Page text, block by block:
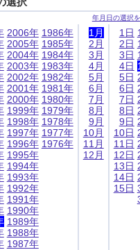
年月日の選択
2006年
2005年
2004年
2003年
2002年
2001年
2000年
1999年
1998年
1997年
1996年
1995年
1994年
1993年
1992年
1991年
1990年
1989年
1988年
1987年
1986年
1985年
1984年
1983年
1982年
1981年
1980年
1979年
1978年
1977年
1976年
1月
2月
3月
4月
5月
6月
7月
8月
9月
10月
11月
12月
1日
2日
3日
4日
5日
6日
7日
8日
9日
10日
11日
12日
13日
14日
15日